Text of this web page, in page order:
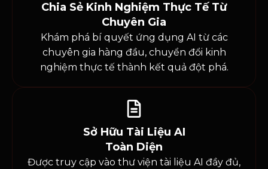
Chia Sẻ Kinh Nghiệm Thực Tế Từ
Chuyên Gia
Khám phá bí quyết ứng dụng AI từ các
chuyên gia hàng đầu, chuyển đổi kinh
nghiệm thực tế thành kết quả đột phá.
Sở Hữu Tài Liệu AI
Toàn Diện
Được truy cập vào thư viện tài liệu AI đầy đủ,